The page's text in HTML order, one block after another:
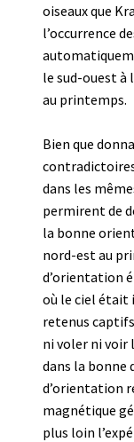
oiseaux que
l’occurrence
le sud-ouest à
au printemps.
Bien que
dans les
permirent de
la bonne
nord-est au
d’orientation
où le ciel était
retenus
ni voler ni voir
dans la bonne
d’orientation
magnétique
plus loin